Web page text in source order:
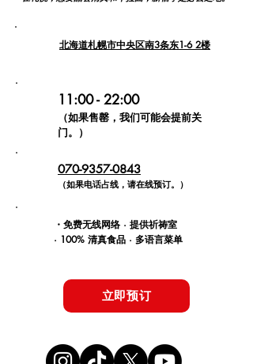
北海道札幌市中央区南3条东1-6 2楼
11:00 - 22:00
（如果售罄，我们可能会提前关
门。）
070-9357-0843
（如果电话占线，请在线预订。）
・免费无线网络 · 提供祈祷室
· 100% 清真食品 · 多语言菜单
立即预订